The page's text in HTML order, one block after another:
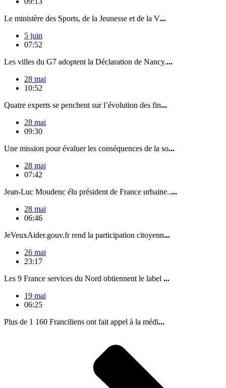
Le ministère des Sports, de la Jeunesse et de la V...
5 juin
07:52
Les villes du G7 adoptent la Déclaration de Nancy....
28 mai
10:52
Quatre experts se penchent sur l’évolution des fin...
28 mai
09:30
Une mission pour évaluer les conséquences de la so...
28 mai
07:42
Jean-Luc Moudenc élu président de France urbaine.....
28 mai
06:46
JeVeuxAider.gouv.fr rend la participation citoyenn...
26 mai
23:17
Les 9 France services du Nord obtiennent le label ...
19 mai
06:25
Plus de 1 160 Franciliens ont fait appel à la médi...